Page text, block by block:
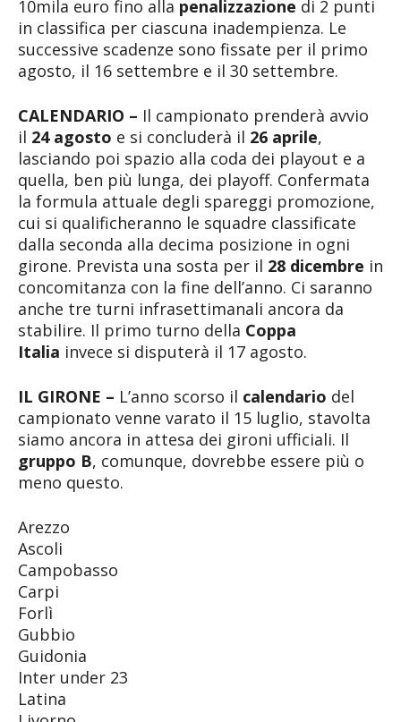
10mila euro fino alla penalizzazione di 2 punti
in classifica per ciascuna inadempienza. Le
successive scadenze sono fissate per il primo
agosto, il 16 settembre e il 30 settembre.
CALENDARIO – Il campionato prenderà avvio
il 24 agosto e si concluderà il 26 aprile,
lasciando poi spazio alla coda dei playout e a
quella, ben più lunga, dei playoff. Confermata
la formula attuale degli spareggi promozione,
cui si qualificheranno le squadre classificate
dalla seconda alla decima posizione in ogni
girone. Prevista una sosta per il 28 dicembre in
concomitanza con la fine dell’anno. Ci saranno
anche tre turni infrasettimanali ancora da
stabilire. Il primo turno della Coppa
Italia invece si disputerà il 17 agosto.
IL GIRONE – L’anno scorso il calendario del
campionato venne varato il 15 luglio, stavolta
siamo ancora in attesa dei gironi ufficiali. Il
gruppo B, comunque, dovrebbe essere più o
meno questo.
Arezzo
Ascoli
Campobasso
Carpi
Forlì
Gubbio
Guidonia
Inter under 23
Latina